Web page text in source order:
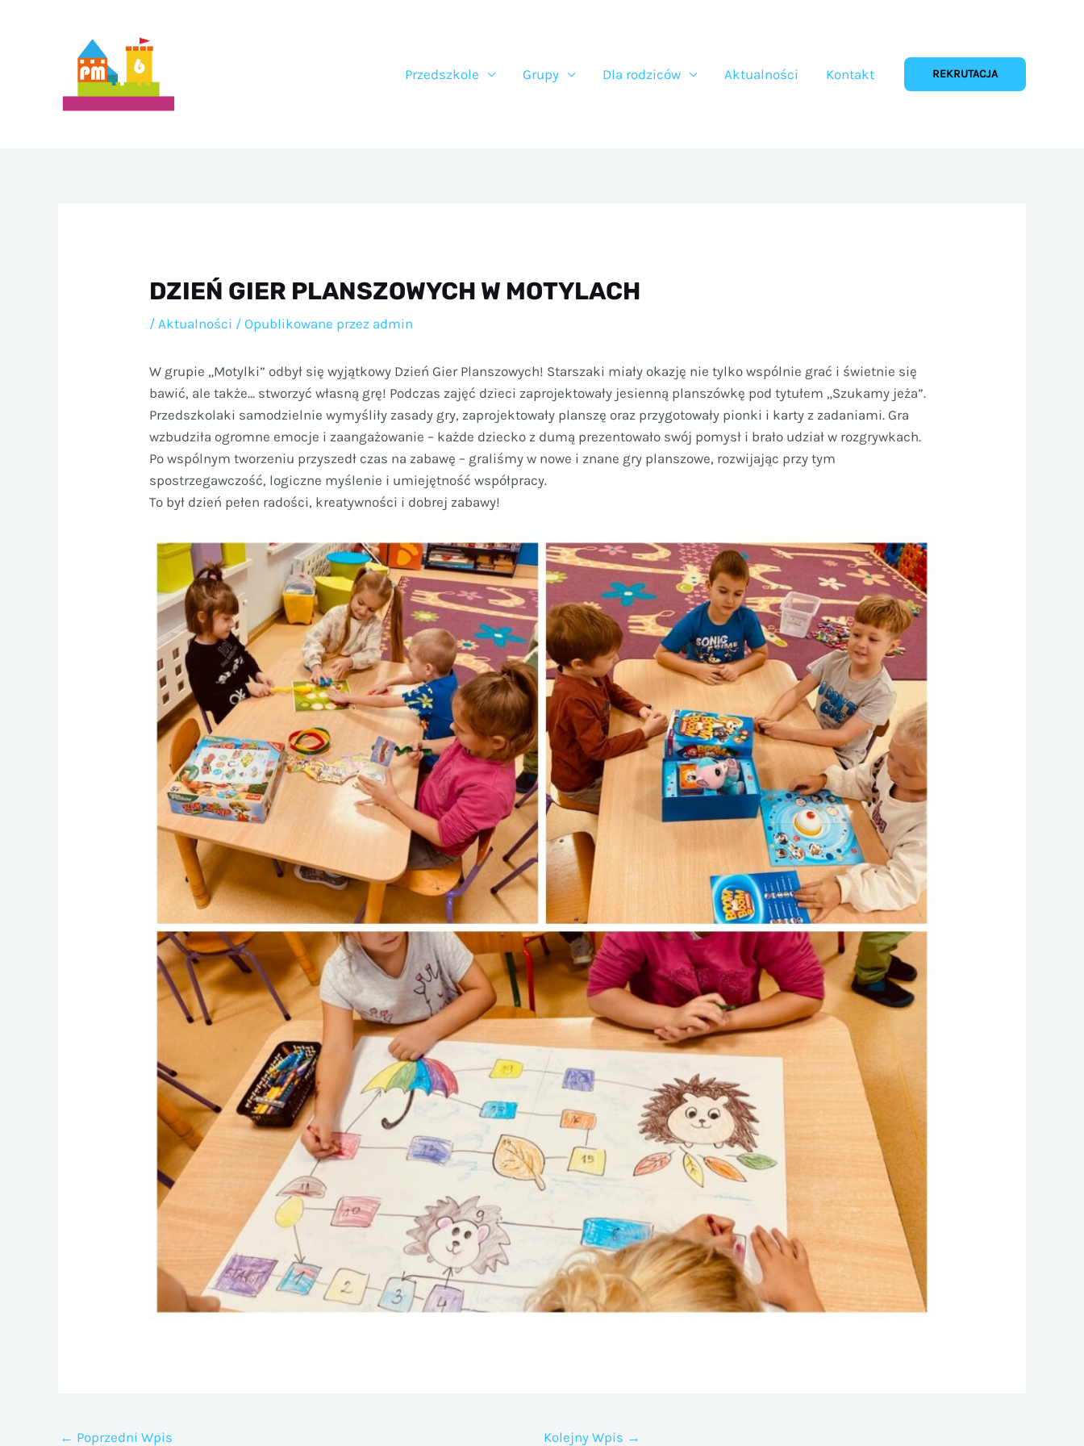
Przedszkole
Grupy Dla rodziców Aktualności Kontakt REKRUTACJA
DZIEŃ GIER PLANSZOWYCH W MOTYLACH
/ Aktualności / Opublikowane przez admin
W grupie „Motylki” odbył się wyjątkowy Dzień Gier Planszowych! Starszaki miały okazję nie tylko wspólnie grać i świetnie się
bawić, ale także… stworzyć własną grę! Podczas zajęć dzieci zaprojektowały jesienną planszówkę pod tytułem „Szukamy jeża”.
Przedszkolaki samodzielnie wymyśliły zasady gry, zaprojektowały planszę oraz przygotowały pionki i karty z zadaniami. Gra
wzbudziła ogromne emocje i zaangażowanie – każde dziecko z dumą prezentowało swój pomysł i brało udział w rozgrywkach.
Po wspólnym tworzeniu przyszedł czas na zabawę – graliśmy w nowe i znane gry planszowe, rozwijając przy tym
spostrzegawczość, logiczne myślenie i umiejętność współpracy.
To był dzień pełen radości, kreatywności i dobrej zabawy!
← Poprzedni Wpis Kolejny Wpis →